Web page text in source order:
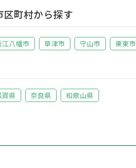
町村から探す
江八幡市 草津市 守山市 栗東市
賀県 奈良県 和歌山県